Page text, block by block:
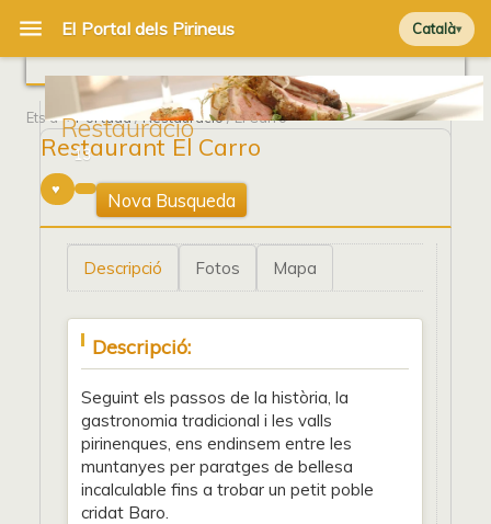
Català
Restauració
Ets a Portada/ Restauració/ El Carro
Restaurant El Carro
13
Nova Busqueda
Descripció Fotos Mapa
Descripció:
Seguint els passos de la història, la
gastronomia tradicional i les valls
pirinenques, ens endinsem entre les
muntanyes per paratges de bellesa
incalculable fins a trobar un petit poble
cridat Baro.